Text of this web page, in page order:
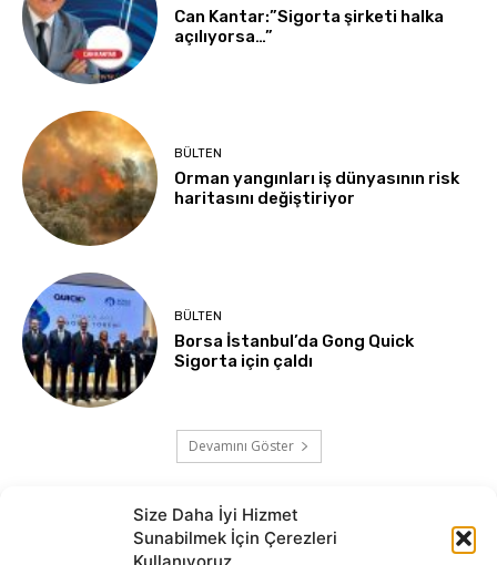
Size Daha İyi Hizmet
Sunabilmek İçin Çerezleri
Can Kantar:”Sigorta şirketi halka
açılıyorsa…”
BÜLTEN
Orman yangınları iş dünyasının risk
haritasını değiştiriyor
BÜLTEN
Borsa İstanbul’da Gong Quick
Sigorta için çaldı
Devamını Göster